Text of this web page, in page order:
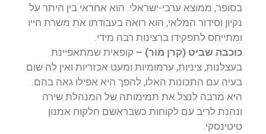
בסופר, ממוצא ערבי-ישראלי. הוא אחראי בין היתר על
נקיון וסידור המלאי, הוא רואה בעבודתו את משרת חייו
ומתייחס לתפקידו ברצינות רבה מידי.
כוכבה שביט (קרן מור) – קופאית שמתאפיינת
בעצלנות, ציניות, ערמומיות ומעט אכזריות ואין לה שום
בעיה עם התכונות האלו, להפך היא אפילו גאה בהם.
היא מרבה לנצל את תמימותה של המנהלת שירה
ונהנת לריב עם לקוחות כשבראשם הלקוח אמנון
טיטינסקי.